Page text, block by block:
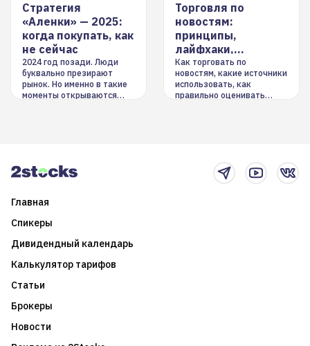
Стратегия
«Аленки» — 2025:
когда покупать, как
не сейчас
2024 год позади. Люди
буквально презирают
рынок. Но именно в такие
моменты открываются
Торговля по
новостям:
принципы,
лайфхаки,
инструменты
Как торговать по
новостям, какие источники
использовать, как
правильно оценивать
Главная
Спикеры
Дивидендный календарь
Калькулятор тарифов
Статьи
Брокеры
Новости